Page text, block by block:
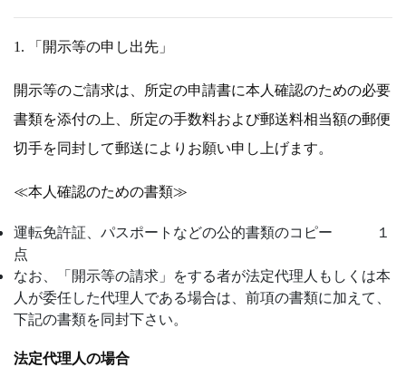
1. 「開示等の申し出先」
開示等のご請求は、所定の申請書に本人確認のための必要
書類を添付の上、所定の手数料および郵送料相当額の郵便
切手を同封して郵送によりお願い申し上げます。
≪本人確認のための書類≫
運転免許証、パスポートなどの公的書類のコピー １
点
なお、「開示等の請求」をする者が法定代理人もしくは本
人が委任した代理人である場合は、前項の書類に加えて、
下記の書類を同封下さい。
法定代理人の場合